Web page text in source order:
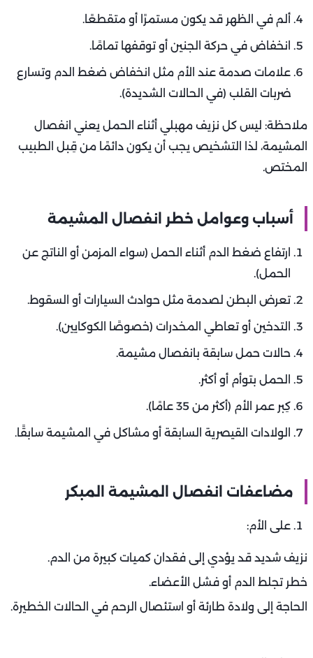
ألم في الظهر قد يكون مستمرًا أو متقطعًا.
انخفاض في حركة الجنين أو توقفها تمامًا.
علامات صدمة عند الأم مثل انخفاض ضغط الدم وتسارع
ضربات القلب (في الحالات الشديدة).
ملاحظة: ليس كل نزيف مهبلي أثناء الحمل يعني انفصال
المشيمة، لذا التشخيص يجب أن يكون دائمًا من قِبل الطبيب
المختص.
أسباب وعوامل خطر انفصال المشيمة
ارتفاع ضغط الدم أثناء الحمل (سواء المزمن أو الناتج عن
الحمل).
تعرض البطن لصدمة مثل حوادث السيارات أو السقوط.
التدخين أو تعاطي المخدرات (خصوصًا الكوكايين).
حالات حمل سابقة بانفصال مشيمة.
الحمل بتوأم أو أكثر.
كِبر عمر الأم (أكثر من 35 عامًا).
الولادات القيصرية السابقة أو مشاكل في المشيمة سابقًا.
مضاعفات انفصال المشيمة المبكر
على الأم:
نزيف شديد قد يؤدي إلى فقدان كميات كبيرة من الدم.
خطر تجلط الدم أو فشل الأعضاء.
الحاجة إلى ولادة طارئة أو استئصال الرحم في الحالات الخطيرة.